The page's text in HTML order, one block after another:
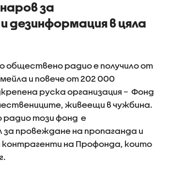
за
дезинформация в цяла
обществено радио е получило от
и повече от 202 000
руска организация – Фонд
живеещи в чужбина.
този фонд е
провеждане на пропаганда и
контрагенти на Профонда, които